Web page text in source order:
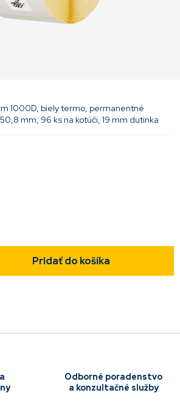
Pridať do košíka
1000D, biely termo, permanentné
mm, 96 ks na kotúči, 19 mm dutinka
Odborné poradenstvo
a konzultačné služby